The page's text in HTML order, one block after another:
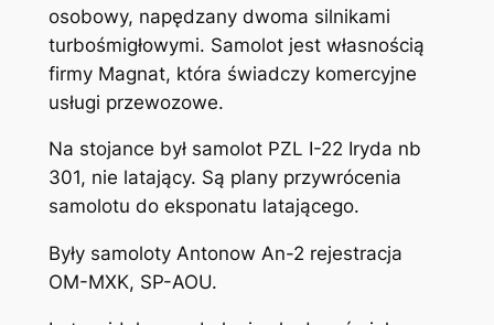
osobowy, napędzany dwoma silnikami
turbośmigłowymi. Samolot jest własnością
firmy Magnat, która świadczy komercyjne
usługi przewozowe.
Na stojance był samolot PZL I-22 Iryda nb
301, nie latający. Są plany przywrócenia
samolotu do eksponatu latającego.
Były samoloty Antonow An-2 rejestracja
OM-MXK, SP-AOU.